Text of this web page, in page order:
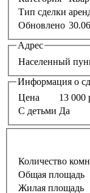
Тип сделки
Обновлено
Адрес
Населенный
Информация о
Цена
13 000
С детьми Да
Количество
Общая площадь
Жилая площадь